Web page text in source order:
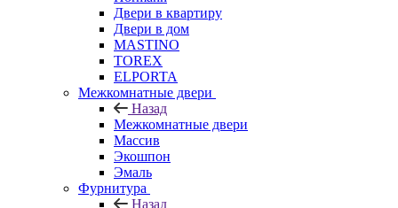
Двери в квартиру
Двери в дом
MASTINO
TOREX
ELPORTA
Межкомнатные двери
Назад
Межкомнатные двери
Массив
Экошпон
Эмаль
Фурнитура
Назад